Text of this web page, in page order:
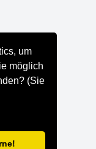
um
möglich
(Sie